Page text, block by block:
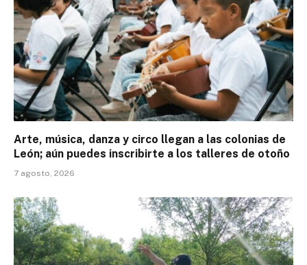
Arte, música, danza y circo llegan a las colonias de
León; aún puedes inscribirte a los talleres de otoño
7 agosto, 2026